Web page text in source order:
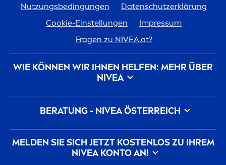
Nutzungsbedingungen
Datenschutzerklärung
Cookie-Einstellungen
Impressum
Fragen zu NIVEA.at?
WIE KÖNNEN WIR IHNEN HELFEN: MEHR ÜBER
NIVEA
Marken-Geschichte FürNIVEAarbeiten
Nachhaltigkeit beiNIVEA Kontakt
BERATUNG - NIVEAÖSTERREICH
Pickel auf der Wange
Pickel am Rücken
Hyaluronsäure für die Haut
MELDEN SIE SICH JETZT KOSTENLOS ZU IHREM
NIVEAKONTO AN!